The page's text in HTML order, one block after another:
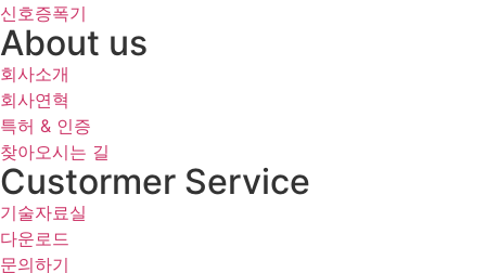
신호증폭기
About us
회사소개
회사연혁
특허 & 인증
찾아오시는 길
Custormer Service
기술자료실
다운로드
문의하기